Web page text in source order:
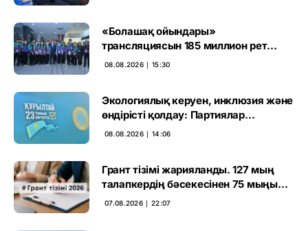
«Болашақ ойындары»
трансляциясын 185 миллион рет
көрген
08.08.2026 ∣ 15:30
Экологиялық керуен, инклюзия және
өндірісті қолдау: Партиялар
өңірлерде қандай мәселе көтерді
08.08.2026 ∣ 14:06
Грант тізімі жарияланды. 127 мың
талапкердің бәсекесінен 75 мыңы
өтті
07.08.2026 ∣ 22:07